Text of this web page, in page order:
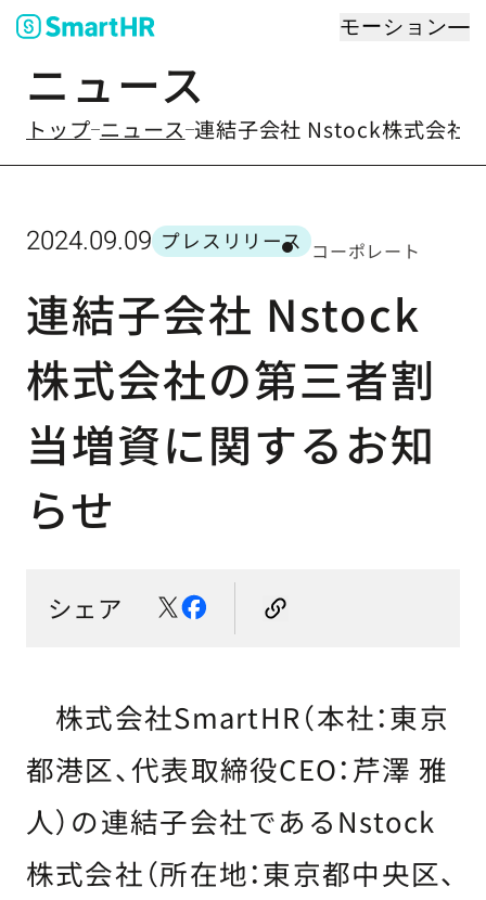
モーション
ニュース
トップ ニュースのなかの
連結子会社 Nstock株式会社
2024.09.09
カテゴリー
プレスリリース コーポレート
連結子会社 Nstock
株式会社の第三者割
当増資に関するお知
らせ
シェア
株式会社SmartHR（本社：東京
都港区、代表取締役CEO：芹澤 雅
人）の連結子会社であるNstock
株式会社（所在地：東京都中央区、